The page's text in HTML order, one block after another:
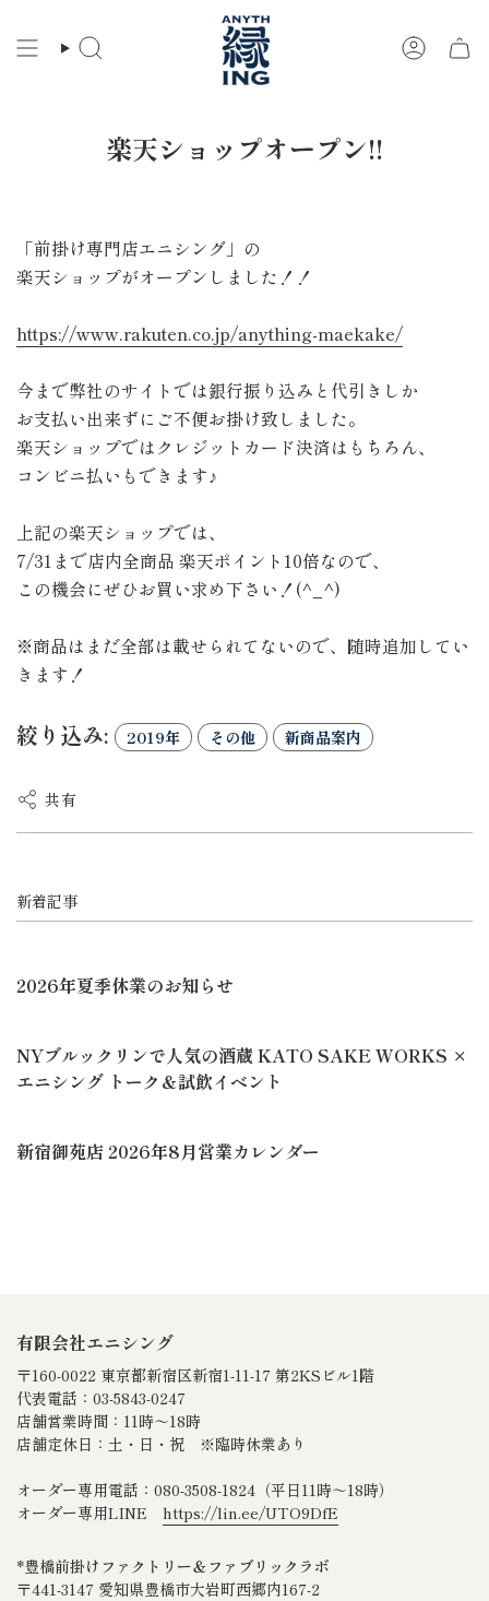
検
ア
楽天ショップオープン!!
「前掛け専門店エニシング」の
楽天ショップがオープンしました！！
https://www.rakuten.co.jp/anything-maekake/
今まで弊社のサイトでは銀行振り込みと代引きしか
お支払い出来ずにご不便お掛け致しました。
楽天ショップではクレジットカード決済はもちろん、
コンビニ払いもできます♪
上記の楽天ショップでは、
7/31まで店内全商品 楽天ポイント10倍なので、
この機会にぜひお買い求め下さい！(^_^)
※商品はまだ全部は載せられてないので、随時追加してい
きます！
絞り込み: 2019年 その他 新商品案内
共有
新着記事
2026年夏季休業のお知らせ
NYブルックリンで人気の酒蔵 KATO SAKE WORKS ×
エニシング トーク＆試飲イベント
新宿御苑店 2026年8月営業カレンダー
有限会社エニシング
〒160-0022 東京都新宿区新宿1-11-17 第2KSビル1階
代表電話：03-5843-0247
店舗営業時間：11時～18時
店舗定休日：土・日・祝 ※臨時休業あり
オーダー専用電話：080‐3508‐1824（平日11時～18時）
オーダー専用LINE https://lin.ee/UTO9DfE
*豊橋前掛けファクトリー＆ファブリックラボ
〒441-3147 愛知県豊橋市大岩町西郷内167-2